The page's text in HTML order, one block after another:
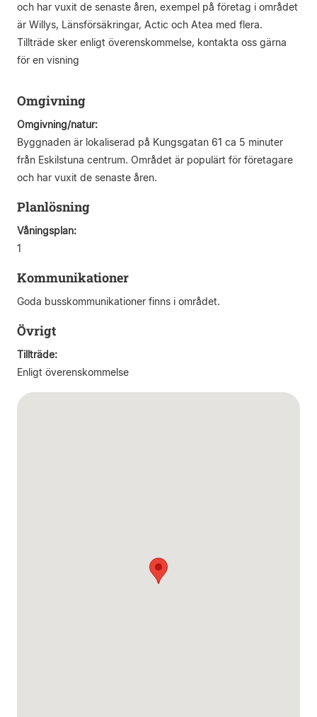
och har vuxit de senaste åren, exempel på företag i området
är Willys, Länsförsäkringar, Actic och Atea med flera.
Tillträde sker enligt överenskommelse, kontakta oss gärna
för en visning
Omgivning
Omgivning/natur:
Byggnaden är lokaliserad på Kungsgatan 61 ca 5 minuter
från Eskilstuna centrum. Området är populärt för företagare
och har vuxit de senaste åren.
Planlösning
Våningsplan:
1
Kommunikationer
Goda busskommunikationer finns i området.
Övrigt
Tillträde:
Enligt överenskommelse